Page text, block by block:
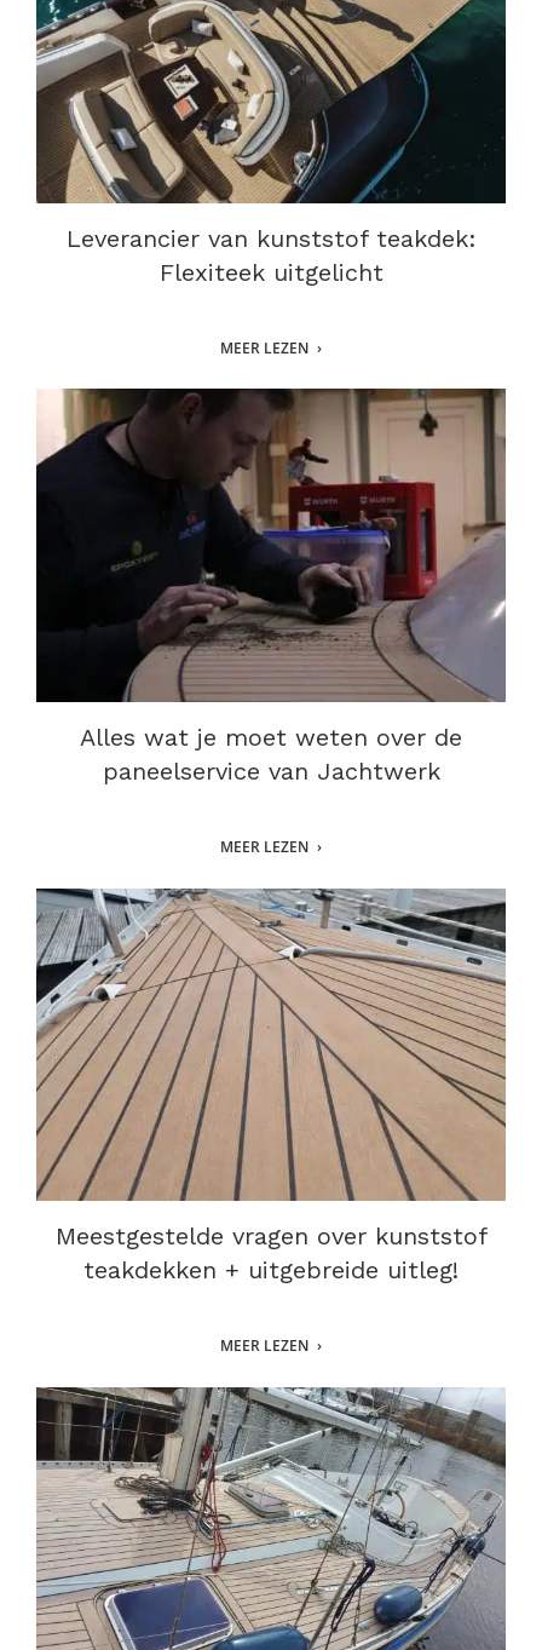
Leverancier van kunststof teakdek:
Flexiteek uitgelicht
MEER LEZEN
Alles wat je moet weten over de
paneelservice van Jachtwerk
MEER LEZEN
Meestgestelde vragen over kunststof
teakdekken + uitgebreide uitleg!
MEER LEZEN